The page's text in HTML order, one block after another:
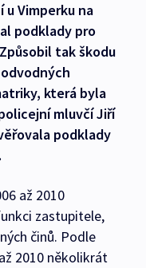
Vimperku na
podklady pro
tak škodu
která byla
mluvčí Jiří
podklady
až 2010
zastupitele,
činů. Podle
2010 několikrát